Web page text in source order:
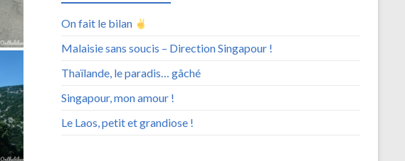
On fait le bilan
Malaisie sans soucis – Direction Singapour !
Thaïlande, le paradis… gâché
Singapour, mon amour !
Le Laos, petit et grandiose !